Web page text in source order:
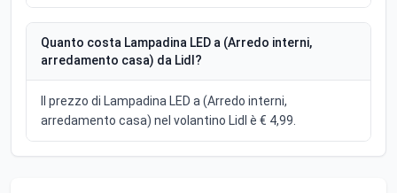
Quanto costa Lampadina LED a (Arredo interni,
arredamento casa) da Lidl?
Il prezzo di Lampadina LED a (Arredo interni,
arredamento casa) nel volantino Lidl è € 4,99.